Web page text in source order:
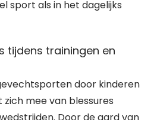
sport als in het dagelijks
tijdens trainingen en
door kinderen
mee van blessures